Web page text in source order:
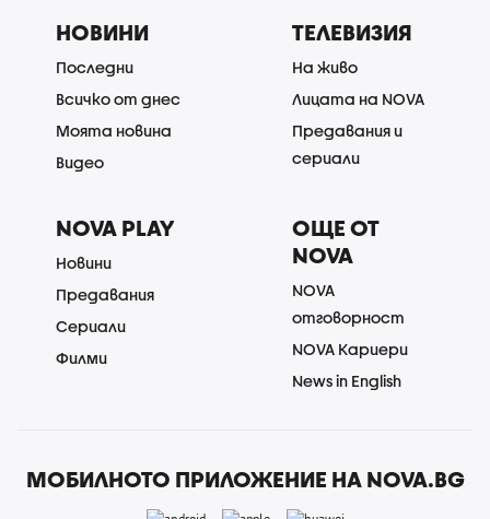
НОВИНИ
Последни
Всичко от днес
Моята новина
Видео
ТЕЛЕВИЗИЯ
На живо
Лицата на NOVA
Предавания и
сериали
NOVA PLAY
Новини
Предавания
Сериали
Филми
ОЩЕ ОТ
NOVA
NOVA
отговорност
NOVA Кариери
News in English
МОБИЛНОТО ПРИЛОЖЕНИЕ НА NOVA.BG